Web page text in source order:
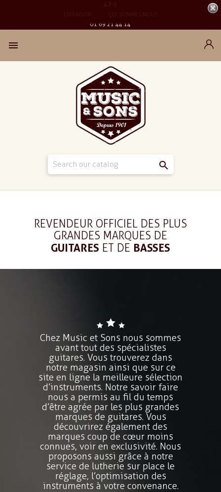
LIVRAISON QUI SOMMES NOUS
4.7
01 69 21 44 14


REVENDEUR OFFICIEL DES PLUS
GRANDES MARQUES DE
GUITARES ET DE BASSES
Chez Music et Sons nous sommes
avant tout des spécialistes
guitares. Vous trouverez dans
notre magasin ainsi que sur ce
site en ligne la meilleure sélection
d’instruments. Notre savoir faire
nous a permis au fil du temps
d’être agrée par les plus grandes
marques de guitares. Vous
découvrirez également des
marques coup de cœur moins
connues, voir en exclusivité. Nous
proposons aussi grâce à notre
service de lutherie sur place le
réglage, l’optimisation des
instruments à votre convenance.